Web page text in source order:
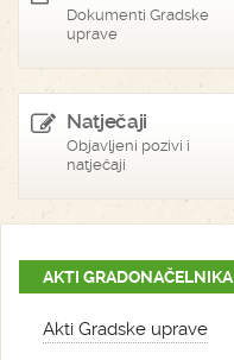
Dokumenti Gradske
uprave
Natječaji
Objavljeni pozivi i
natječaji
AKTI GRADONAČELNIKA
Akti Gradske uprave